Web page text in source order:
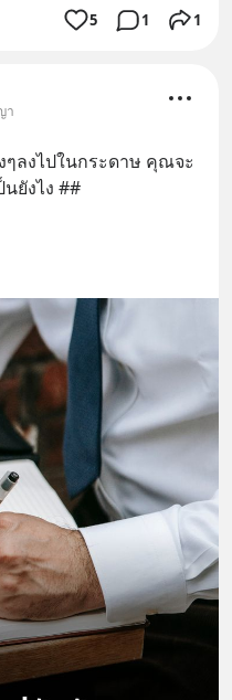
5 1 1
า
ๆลงไปในกระดาษ คุณจะ
ยังไง ##